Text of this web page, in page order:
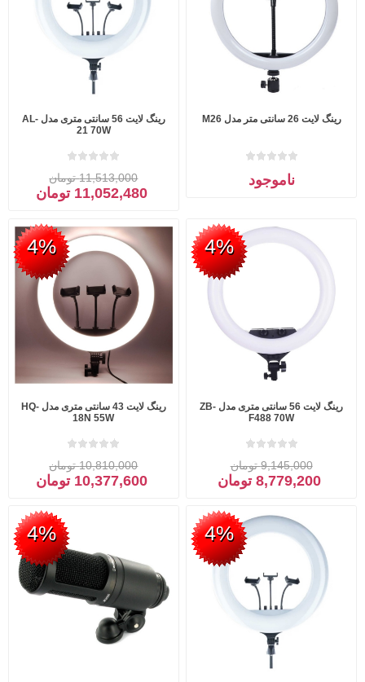
رینگ لایت 26 سانتی متر مدل M26
ناموجود
رینگ لایت 56 سانتی متری مدل AL-
21 70W
11,513,000 تومان
11,052,480 تومان
4%
رینگ لایت 56 سانتی متری مدل ZB-
F488 70W
9,145,000 تومان
8,779,200 تومان
4%
رینگ لایت 43 سانتی متری مدل HQ-
18N 55W
10,810,000 تومان
10,377,600 تومان
4%
4%